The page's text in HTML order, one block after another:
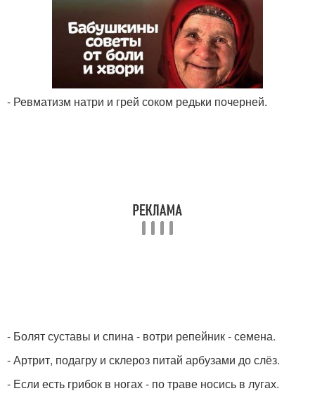
- Ревматизм натри и грей соком редьки почерней.
- Болят суставы и спина - вотри репейник - семена.
- Артрит, подагру и склероз питай арбузами до слёз.
- Если есть грибок в ногах - по траве носись в лугах.